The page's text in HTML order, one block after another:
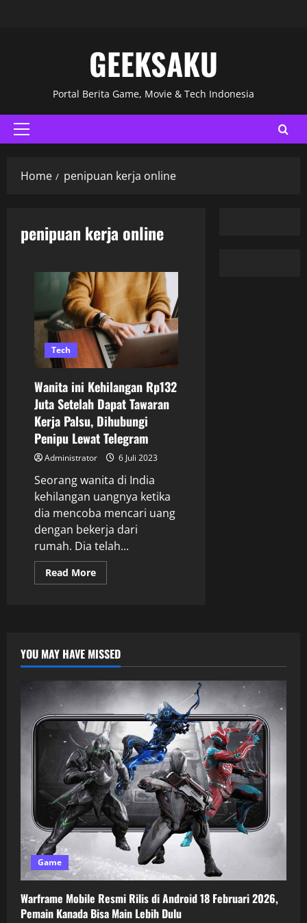
GEEKSAKU
Portal Berita Game, Movie & Tech Indonesia
Home penipuan kerja online
penipuan kerja online
Tech
Wanita ini Kehilangan Rp132
Juta Setelah Dapat Tawaran
Kerja Palsu, Dihubungi
Penipu Lewat Telegram
Administrator 6 Juli 2023
Seorang wanita di India
kehilangan uangnya ketika
dia mencoba mencari uang
dengan bekerja dari
rumah. Dia telah...
Read More
YOU MAY HAVE MISSED
Game
Warframe Mobile Resmi Rilis di Android 18 Februari 2026,
Pemain Kanada Bisa Main Lebih Dulu